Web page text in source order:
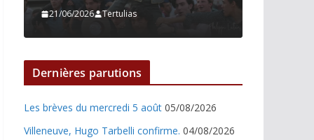
21/06/2026 Tertulias
Dernières parutions
Les brèves du mercredi 5 août 05/08/2026
Villeneuve, Hugo Tarbelli confirme. 04/08/2026